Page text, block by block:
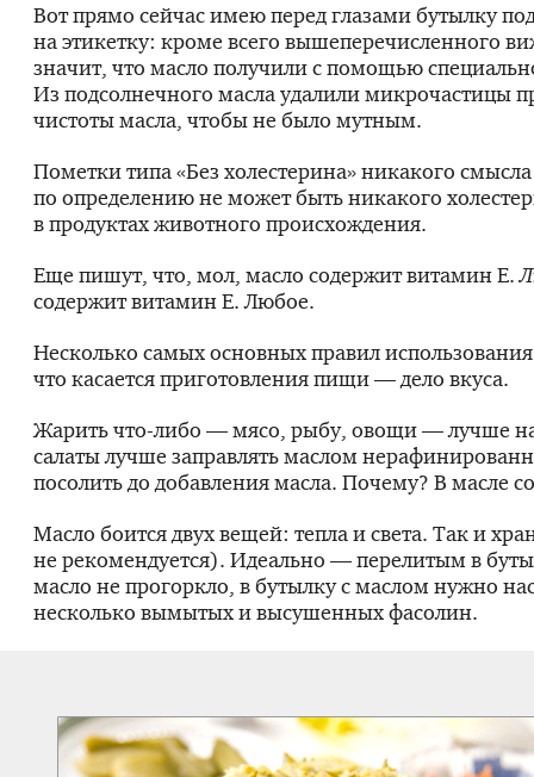
Вот прямо сейчас имею перед глазами бутылку
на этикетку: кроме всего вышеперечисленного
значит, что масло получили с помощью
Из подсолнечного масла удалили микрочастицы
чистоты масла, чтобы не было мутным.
Пометки типа «Без холестерина» никакого
по определению не может быть никакого
в продуктах животного происхождения.
Еще пишут, что, мол, масло содержит витамин Е.
содержит витамин Е. Любое.
Несколько самых основных правил
что касается приготовления пищи — дело вкуса.
Жаритьчто-либо — мясо, рыбу, овощи — лучше
салаты лучше заправлять маслом
посолить до добавления масла. Почему? В масле
Масло боится двух вещей: тепла и света. Так и
не рекомендуется). Идеально — перелитым в
масло не прогоркло, в бутылку с маслом нужно
несколько вымытых и высушенных фасолин.